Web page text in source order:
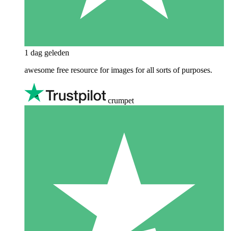
1 dag geleden
awesome free resource for images for all sorts of purposes.
crumpet